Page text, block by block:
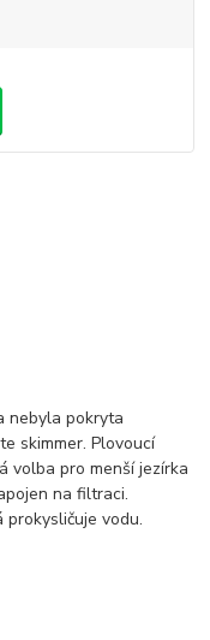
nebyla pokryta
skimmer. Plovoucí
volba pro menší jezírka
na filtraci.
prokysličuje vodu.